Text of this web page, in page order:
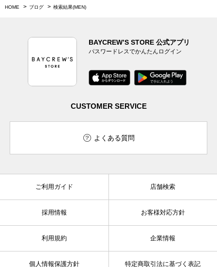
HOME ブログ 検索結果(MEN)
BAYCREW’S STORE 公式アプリ
パスワードレスでかんたんログイン
CUSTOMER SERVICE
よくある質問
ご利用ガイド 店舗検索
採用情報 お客様対応方針
利用規約 企業情報
個人情報保護方針 特定商取引法に基づく表記